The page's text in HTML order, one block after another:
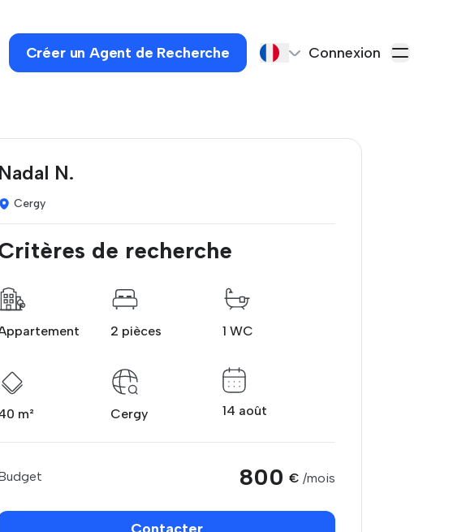
Créer un Agent de Recherche Connexion
Nadal N.
Cergy
de recherche
2 pièces 1 WC
m² Cergy 14 août
800 € /mois